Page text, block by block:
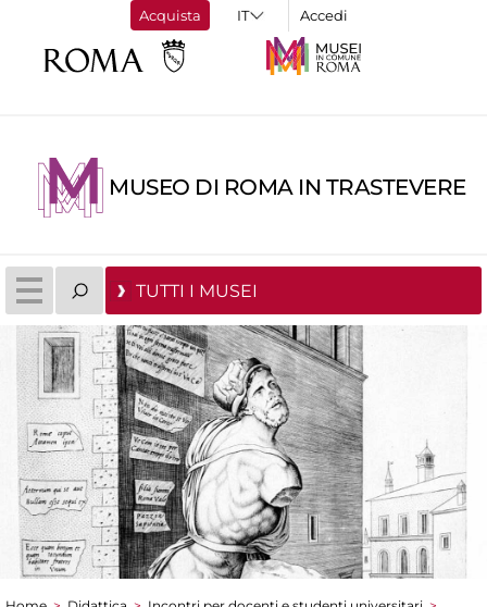
Acquista Accedi
MUSEO DI ROMA IN TRASTEVERE
TUTTI I MUSEI